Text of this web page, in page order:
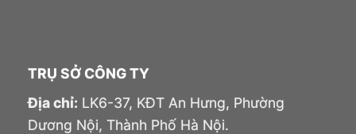
TRỤ SỞ CÔNG TY
Địa chỉ: LK6-37, KĐT An Hưng, Phường
Dương Nội, Thành Phố Hà Nội.